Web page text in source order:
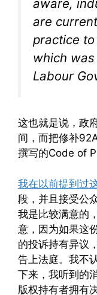
aware,
are
practice
which
Labour
这也就是说，政
间，而把修补
撰写的Code of
我在以前提到过
段，并且接受公
我是比较满意的
意，因为如果这
的投诉持有异议
告上法庭。我不
下来，我听到的
版权持有者拥有